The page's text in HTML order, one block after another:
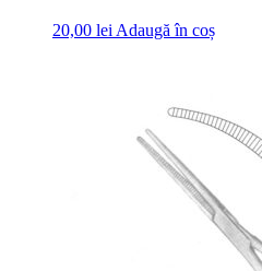
20,00 lei Adaugă în coș